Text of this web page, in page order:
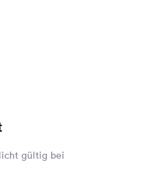
gültig bei